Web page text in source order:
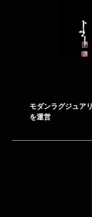
モダンラグジュア
を運営